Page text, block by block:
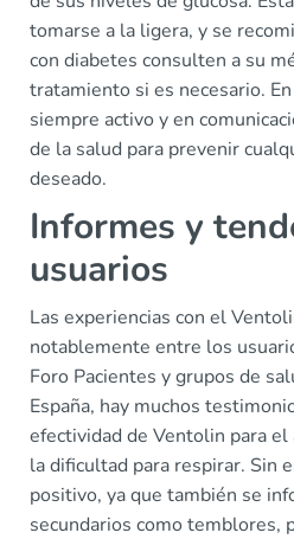
tomarse a la ligera, y se
con diabetes consulten a su
tratamiento si es necesario.
siempre activo y en
de la salud para prevenir
deseado.
Informes y
usuarios
Las experiencias con el
notablemente entre los
Foro Pacientes y grupos de
España, hay muchos
efectividad de Ventolin para
la dificultad para respirar. Sin
positivo, ya que también se
secundarios como temblores,